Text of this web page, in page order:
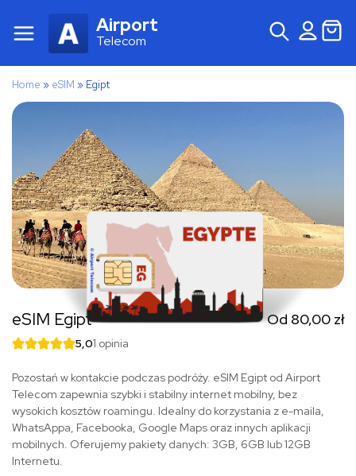
Airport
Telecom
Home » eSIM » Egipt
eSIM Egipt Od 80,00 zł
5,01 opinia
Pozostań w kontakcie podczas podróży. eSIM Egipt od Airport
Telecom zapewnia szybki i stabilny internet mobilny, bez
wysokich kosztów roamingu. Idealny do korzystania z e-maila,
WhatsAppa, Facebooka, Google Maps oraz innych aplikacji
mobilnych. Oferujemy pakiety danych: 3GB, 6GB lub 12GB
Internetu.